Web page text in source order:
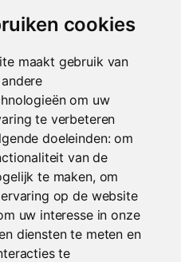
cookies
maakt gebruik van
om uw
te verbeteren
doeleinden:om
van de
te maken, om
op de website
uw interesse in onze
diensten te meten en
te
de
11merenfietstocht en